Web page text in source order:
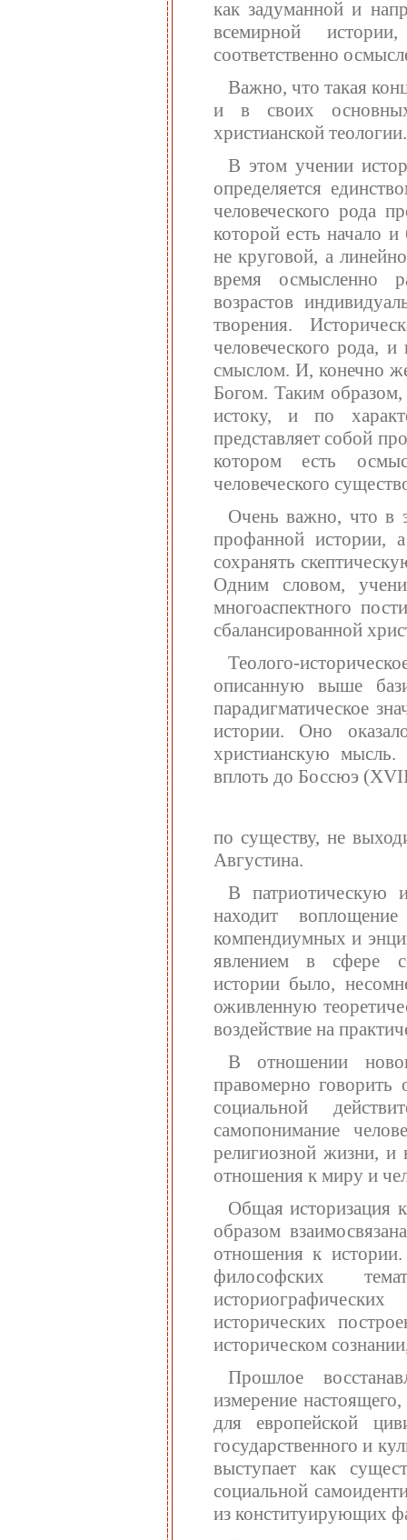
как задуманной и
всемирной
соответственно
Важно, что такая
и в своих
христианской
В этом учении
определяется
человеческого рода
которой есть начало
не круговой, а
время осмысленно
возрастов
творения.
человеческого рода,
смыслом. И, конечно
Богом. Таким образом,
истоку, и по
представляет собой
котором есть
человеческого
Очень важно, что в
профанной истории,
сохранять
Одним словом,
многоаспектного
сбалансированной
Теолого-
описанную выше
парадигматическое
истории. Оно
христианскую мысль.
вплоть до Боссюэ
по существу, не
Августина.
В патриотическую
находит
компендиумных и
явлением в сфере
истории было,
оживленную
воздействие на
В отношении
правомерно
социальной
самопонимание
религиозной жизни, и
отношения к миру и
Общая историзация
образом
отношения к
философских
исторических
историческом
Прошлое
измерение
для европейской
государственного и
выступает как
социальной
из конституирующих